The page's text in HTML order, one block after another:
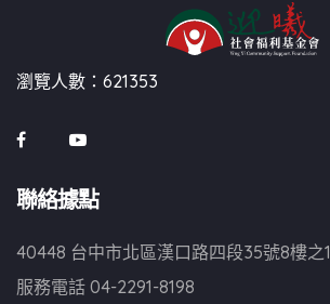
瀏覽人數：621353
聯絡據點
40448 台中市北區漢口路四段35號8樓之1
服務電話 04-2291-8198